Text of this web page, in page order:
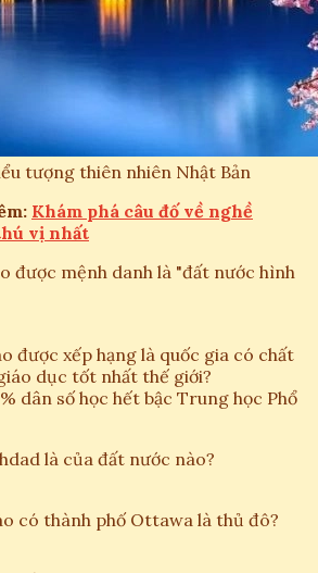
tượng thiên nhiên Nhật Bản
Khám phá câu đố về nghề
vị nhất
được mệnh danh là "đất nước hình
được xếp hạng là quốc gia có chất
dục tốt nhất thế giới?
dân số học hết bậc Trung học Phổ
là của đất nước nào?
có thành phố Ottawa là thủ đô?